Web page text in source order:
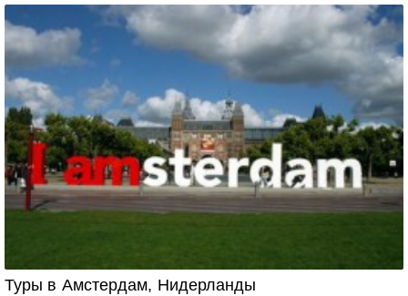
Туры в Амстердам, Нидерланды